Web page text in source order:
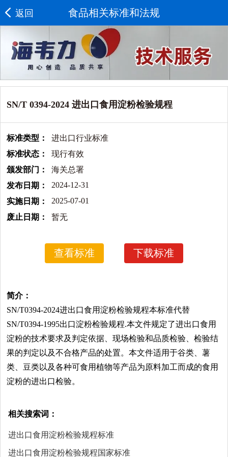
返回 食品相关标准和法规
SN/T 0394-2024 进出口食用淀粉检验规程
标准类型：
进出口行业标准
标准状态：
现行有效
颁发部门：
海关总署
发布日期：
2024-12-31
实施日期：
2025-07-01
废止日期：
暂无
查看标准 下载标准
简介：
SN/T0394-2024进出口食用淀粉检验规程本标准代替
SN/T0394-1995出口淀粉检验规程.本文件规定了进出口食用
淀粉的技术要求及判定依据、现场检验和品质检验、检验结
果的判定以及不合格产品的处置。本文件适用于谷类、薯
类、豆类以及各种可食用植物等产品为原料加工而成的食用
淀粉的进出口检验。
相关搜索词：
进出口食用淀粉检验规程标准
进出口食用淀粉检验规程国家标准